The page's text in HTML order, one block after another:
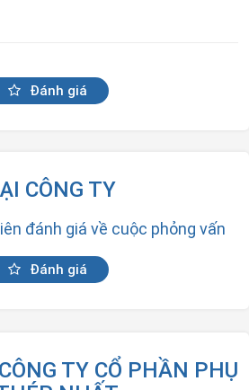
Đánh giá
CÔNG TY
đánh giá về cuộc phỏng vấn
Đánh giá
TY CỔ PHẦN PHỤ